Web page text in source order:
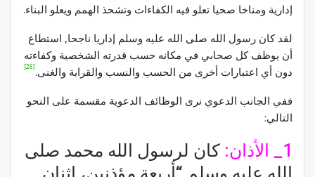
إدارية ومناخا صحيا تعلو فيه الكفاءات وتشحذ الهمم ويعلو البناء.
لقد كان رسول الله صلى الله عليه وسلم إداريا ناجحا, استطاع
أن يوظف كل صحابي في مكانه حسب قدرته الشخصية وكفاءته
دون أي اعتبارات أخرى من الحسب والنسب والقرابة والغنى.[26]
ففي الجانب الدعوي نرى الوظائف الدعوية مقسمة على النحو
التالي:
1_ الأذان:
كان لرسول الله محمد صلى